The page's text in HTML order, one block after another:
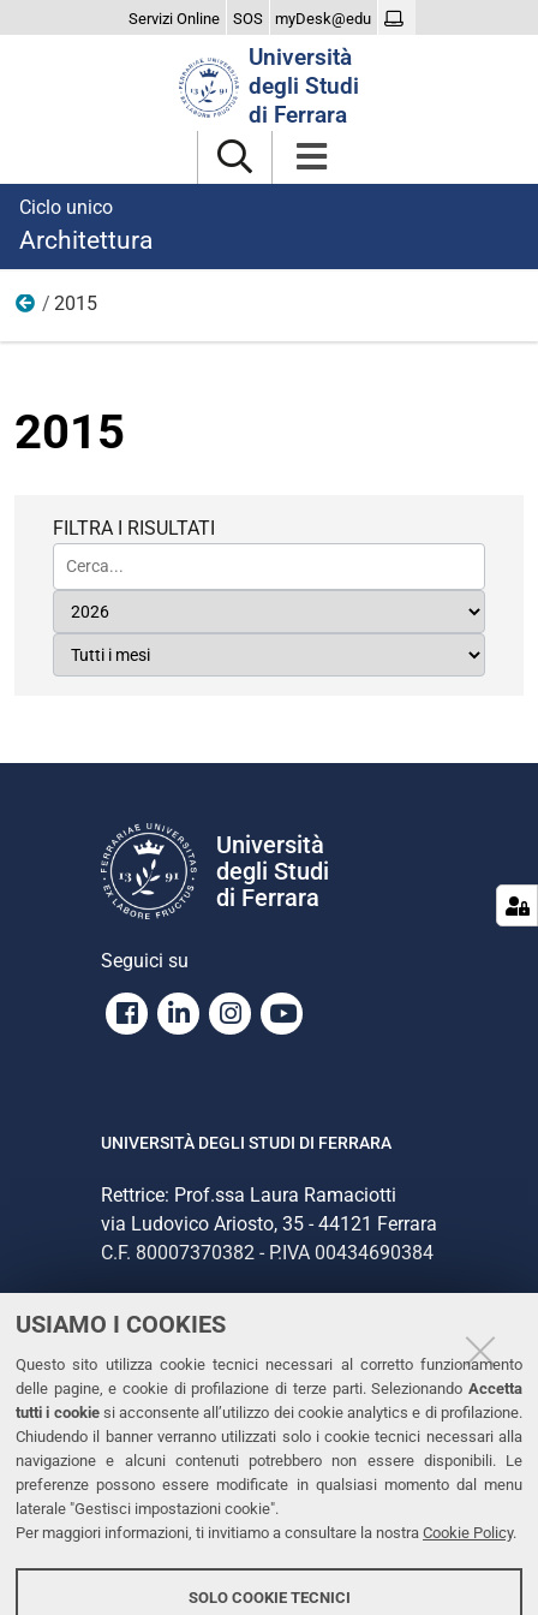
USIAMO I COOKIES
Questo sito utilizza cookie tecnici necessari al corretto funzionamento
delle pagine, e cookie di profilazione di terze parti. Selezionando Accetta
tutti i cookiesi acconsente all’utilizzo dei cookie analytics e di profilazione.
Chiudendo il banner verranno utilizzati solo i cookie tecnici necessari alla
navigazione e alcuni contenuti potrebbero non essere disponibili. Le
preferenze possono essere modificate in qualsiasi momento dal menu
laterale "Gestisci impostazioni cookie".
Per maggiori informazioni, ti invitiamo a consultare la nostra Cookie Policy.
SOLO COOKIE TECNICI
Servizi Online SOS myDesk@edu
Università
degli Studi
di Ferrara
Ciclo unico
Architettura
Eventi
2015
2015
FILTRA I RISULTATI
Università
degli Studi
di Ferrara
Seguici su
Facebook
LinkedinInstagram
Youtube
UNIVERSITÀ DEGLI STUDI DI FERRARA
Rettrice: Prof.ssa Laura Ramaciotti
via Ludovico Ariosto, 35 - 44121 Ferrara
C.F. 80007370382 - P.IVA 00434690384
CONTATTI
Tel. +39 0532 293111
Fax. +39 0532 293031
PEC
LINKS
Dichiarazione di accessibilità